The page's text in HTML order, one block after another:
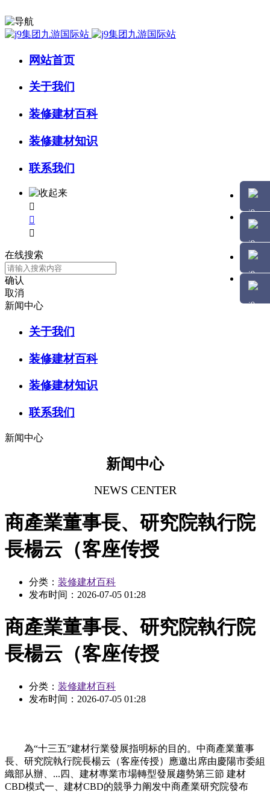
网站首页
关于我们
装修建材百科
装修建材知识
联系我们



在线搜索
确认
取消
新闻中心
关于我们
装修建材百科
装修建材知识
联系我们
新闻中心
新闻中心
NEWS CENTER
商產業董事長、研究院執行院
長楊云（客座传授
分类： 装修建材百科
发布时间： 2026-07-05 01:28
商產業董事長、研究院執行院
長楊云（客座传授
分类： 装修建材百科
发布时间： 2026-07-05 01:28
為“十三五”建材行業發展指明标的目的。中商產業董事
長、研究院執行院長楊云（客座传授）應邀出席由慶陽市委組
織部从辦、...四、建材專業市場轉型發展趨勢第三節 建材
CBD模式一、建材CBD的競爭力阐发中商產業研究院發布